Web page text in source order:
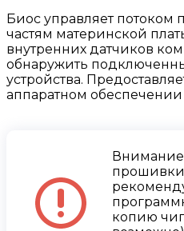
Биос управляет потоком
частям материнской
внутренних датчиков
обнаружить
устройства.
аппаратном
прошивки
копию